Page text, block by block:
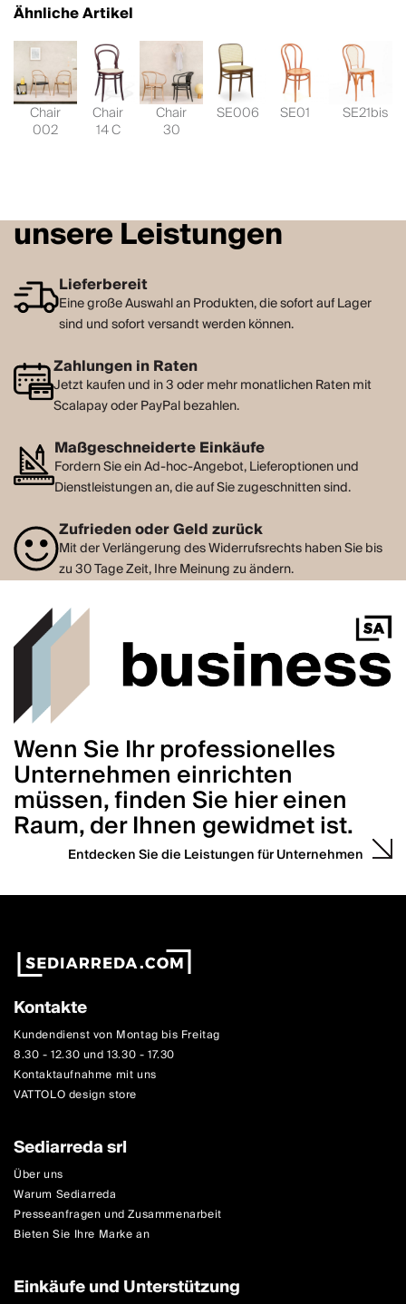
Ähnliche Artikel
Chair
002
Chair
14 C
Chair
30
SE006 SE01 SE21bis
unsere Leistungen
Lieferbereit
Eine große Auswahl an Produkten, die sofort auf Lager
sind und sofort versandt werden können.
Zahlungen in Raten
Jetzt kaufen und in 3 oder mehr monatlichen Raten mit
Scalapay oder PayPal bezahlen.
Maßgeschneiderte Einkäufe
Fordern Sie ein Ad-hoc-Angebot, Lieferoptionen und
Dienstleistungen an, die auf Sie zugeschnitten sind.
Zufrieden oder Geld zurück
Mit der Verlängerung des Widerrufsrechts haben Sie bis
zu 30 Tage Zeit, Ihre Meinung zu ändern.
Wenn Sie Ihr professionelles
Unternehmen einrichten
müssen, finden Sie hier einen
Raum, der Ihnen gewidmet ist.
Entdecken Sie die Leistungen für Unternehmen
Kontakte
Kundendienst von Montag bis Freitag
8.30 - 12.30 und 13.30 - 17.30
Kontaktaufnahme mit uns
VATTOLO design store
Sediarreda srl
Über uns
Warum Sediarreda
Presseanfragen und Zusammenarbeit
Bieten Sie Ihre Marke an
Einkäufe und Unterstützung